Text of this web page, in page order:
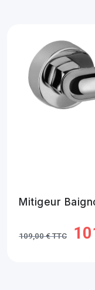
Mitigeur
109,00 € TTC